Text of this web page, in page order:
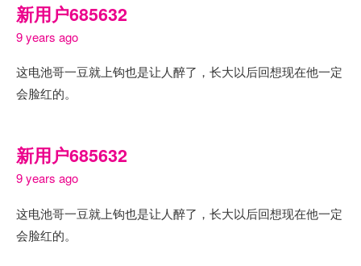
新用户685632
9 years ago
这电池哥一豆就上钩也是让人醉了，长大以后回想现在他一定
会脸红的。
新用户685632
9 years ago
这电池哥一豆就上钩也是让人醉了，长大以后回想现在他一定
会脸红的。